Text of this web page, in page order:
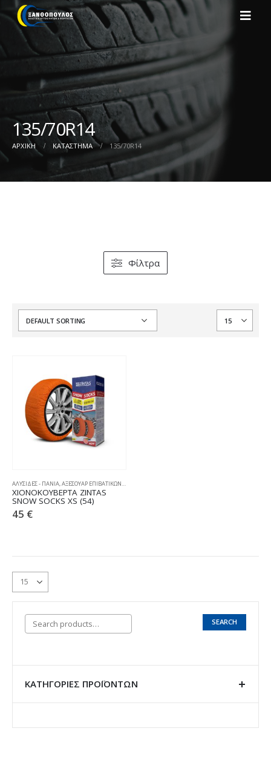
135/70R14
ΑΡΧΙΚΉ ΚΑΤΆΣΤΗΜΑ 135/70R14
Φίλτρα
ΑΛΥΣΙΔΕΣ - ΠΑΝΙΑ,ΑΞΕΣΟΥΑΡ ΕΠΙΒΑΤΙΚΩΝ,ΧΙΟΝΟΚΟΥΒΕΡΤΕΣ
ΧΙΟΝΟΚΟΥΒΕΡΤΑ ZINTAS
SNOW SOCKS XS (54)
45 €
SEARCH
ΚΑΤΗΓΟΡΊΕΣ ΠΡΟΪΌΝΤΩΝ